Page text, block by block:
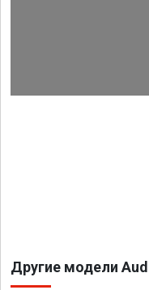
Другие модели